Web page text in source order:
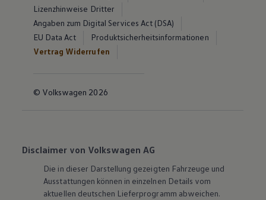
Lizenzhinweise Dritter
Angaben zum Digital Services Act (DSA)
EU Data Act
Produktsicherheitsinformationen
Vertrag Widerrufen
© Volkswagen 2026
Disclaimer von Volkswagen AG
Die in dieser Darstellung gezeigten Fahrzeuge und
Ausstattungen können in einzelnen Details vom
aktuellen deutschen Lieferprogramm abweichen.